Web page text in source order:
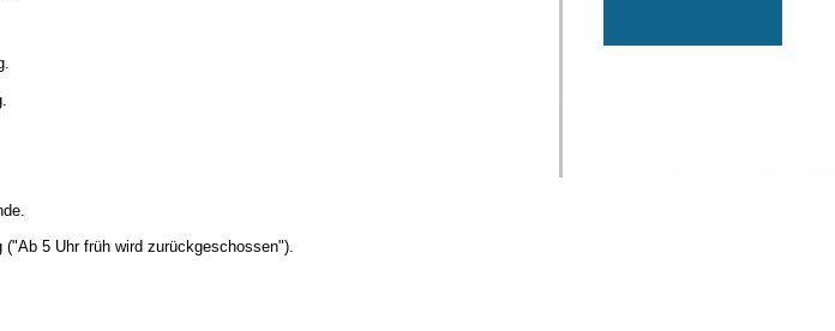
5 Uhr früh wird zurückgeschossen").